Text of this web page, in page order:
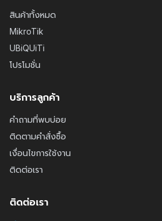
สินค้าทั้งหมด
MikroTik
UBiQUiTi
โปรโมชั่น
บริการลูกค้า
คำถามที่พบบ่อย
ติดตามคำสั่งซื้อ
เงื่อนไขการใช้งาน
ติดต่อเรา
ติดต่อเรา